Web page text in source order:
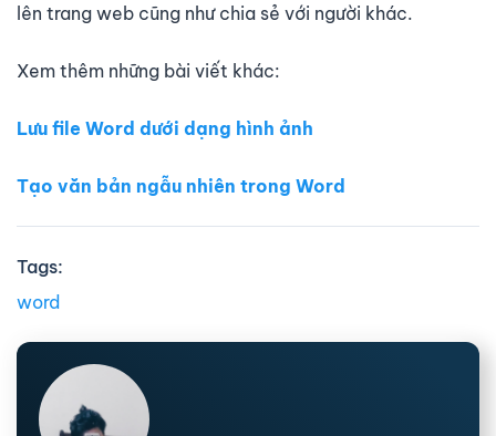
lên trang web cũng như chia sẻ với người khác.
Xem thêm những bài viết khác:
Lưu file Word dưới dạng hình ảnh
Tạo văn bản ngẫu nhiên trong Word
Tags:
word